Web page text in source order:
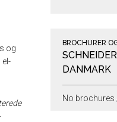
og
BROCHURER
DANMARK
No brochures